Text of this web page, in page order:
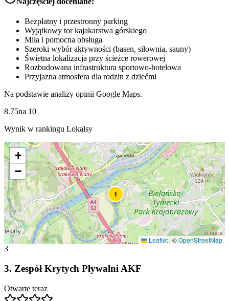
Bezpłatny i przestronny parking
Wyjątkowy tor kajakarstwa górskiego
Miła i pomocna obsługa
Szeroki wybór aktywności (basen, siłownia, sauny)
Świetna lokalizacja przy ścieżce rowerowej
Rozbudowana infrastruktura sportowo-hotelowa
Przyjazna atmosfera dla rodzin z dziećmi
Na podstawie analizy opinii Google Maps.
8.75na 10
Wynik w rankingu Lokalsy
1
+
−
Leaflet | ©OpenStreetMap
3
3. Zespół Krytych Pływalni AKF
Otwarte teraz